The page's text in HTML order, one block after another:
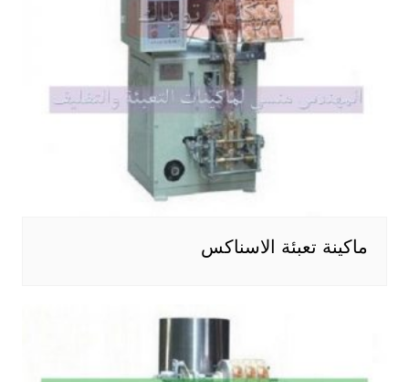
ماكينة تعبئة الاسناكس